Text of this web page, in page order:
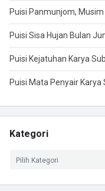
Puisi Panmunjom,
Puisi Sisa Hujan Bulan
Puisi Kejatuhan Karya
Puisi Mata Penyair
Kategori